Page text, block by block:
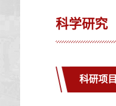
科学研究
科研项目